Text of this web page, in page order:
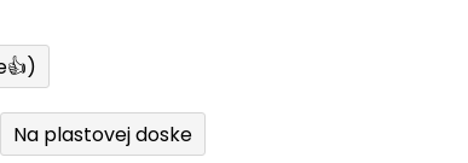
Na plastovej doske